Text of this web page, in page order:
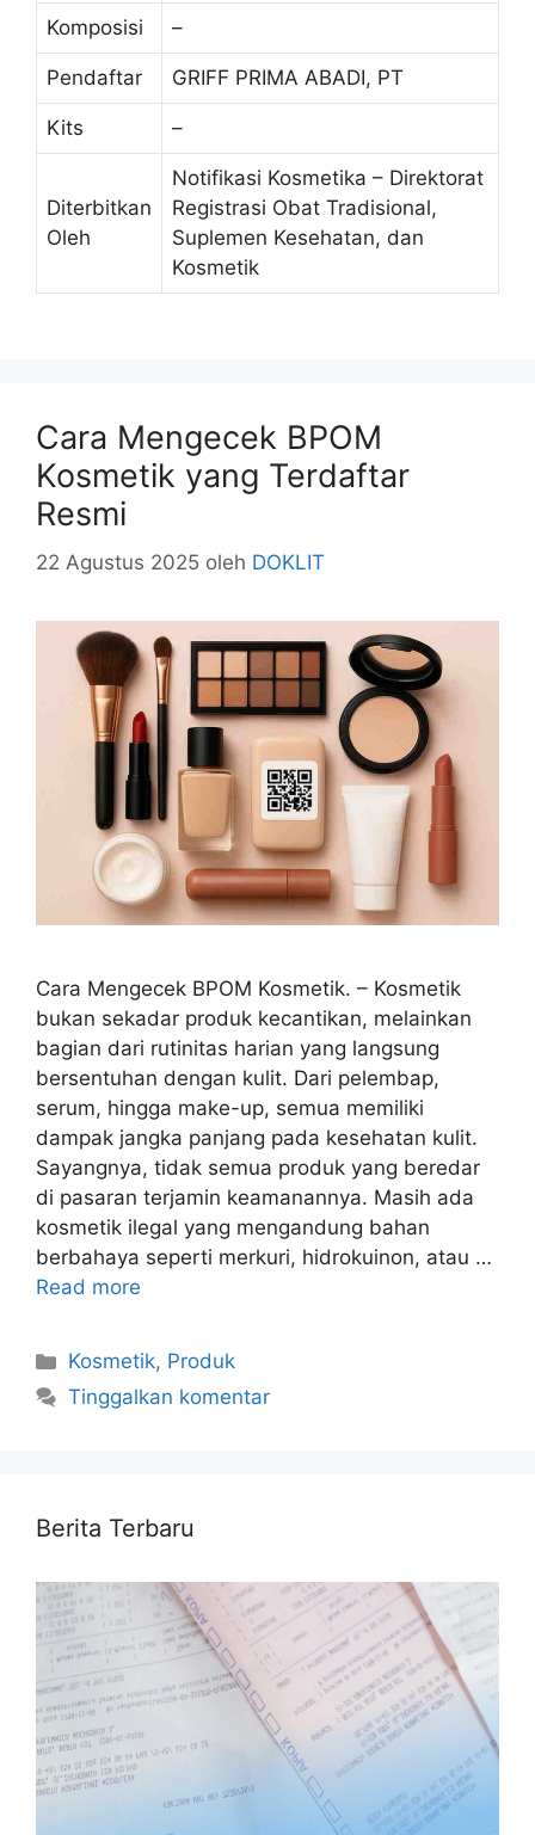
Komposisi –
Pendaftar GRIFF PRIMA ABADI, PT
Kits –
Diterbitkan
Oleh
Notifikasi Kosmetika – Direktorat
Registrasi Obat Tradisional,
Suplemen Kesehatan, dan
Kosmetik
Cara Mengecek BPOM
Kosmetik yang Terdaftar
Resmi
22 Agustus 2025 oleh DOKLIT
Cara Mengecek BPOM Kosmetik. – Kosmetik
bukan sekadar produk kecantikan, melainkan
bagian dari rutinitas harian yang langsung
bersentuhan dengan kulit. Dari pelembap,
serum, hingga make-up, semua memiliki
dampak jangka panjang pada kesehatan kulit.
Sayangnya, tidak semua produk yang beredar
di pasaran terjamin keamanannya. Masih ada
kosmetik ilegal yang mengandung bahan
berbahaya seperti merkuri, hidrokuinon, atau …
Read more
Kategori
Kosmetik, Produk
Tinggalkan komentar
Berita Terbaru